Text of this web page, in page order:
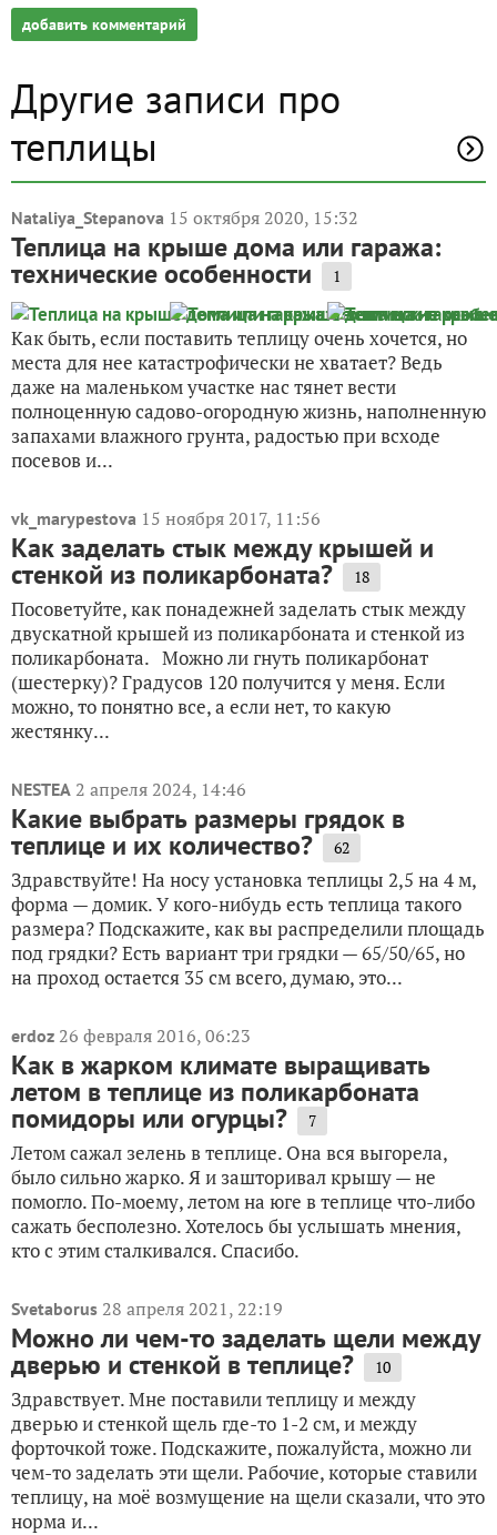
добавить комментарий
Другие записи про
теплицы
Nataliya_Stepanova 15 октября 2020, 15:32
Теплица на крыше дома или гаража:
технические особенности 1
Как быть, если поставить теплицу очень хочется, но
места для нее катастрофически не хватает? Ведь
даже на маленьком участке нас тянет вести
полноценную садово-огородную жизнь, наполненную
запахами влажного грунта, радостью при всходе
посевов и...
vk_marypestova 15 ноября 2017, 11:56
Как заделать стык между крышей и
стенкой из поликарбоната? 18
Посоветуйте, как понадежней заделать стык между
двускатной крышей из поликарбоната и стенкой из
поликарбоната. Можно ли гнуть поликарбонат
(шестерку)? Градусов 120 получится у меня. Если
можно, то понятно все, а если нет, то какую
жестянку...
NESTEA 2 апреля 2024, 14:46
Какие выбрать размеры грядок в
теплице и их количество? 62
Здравствуйте! На носу установка теплицы 2,5 на 4 м,
форма — домик. У кого-нибудь есть теплица такого
размера? Подскажите, как вы распределили площадь
под грядки? Есть вариант три грядки — 65/50/65, но
на проход остается 35 см всего, думаю, это...
erdoz 26 февраля 2016, 06:23
Как в жарком климате выращивать
летом в теплице из поликарбоната
помидоры или огурцы? 7
Летом сажал зелень в теплице. Она вся выгорела,
было сильно жарко. Я и зашторивал крышу — не
помогло. По-моему, летом на юге в теплице что-либо
сажать бесполезно. Хотелось бы услышать мнения,
кто с этим сталкивался. Спасибо.
Svetaborus 28 апреля 2021, 22:19
Можно ли чем-то заделать щели между
дверью и стенкой в теплице? 10
Здравствует. Мне поставили теплицу и между
дверью и стенкой щель где-то 1-2 см, и между
форточкой тоже. Подскажите, пожалуйста, можно ли
чем-то заделать эти щели. Рабочие, которые ставили
теплицу, на моё возмущение на щели сказали, что это
норма и...